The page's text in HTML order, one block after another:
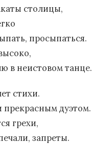
столицы,
просыпаться.
в неистовом танце.
стихи.
дуэтом.
грехи,
запреты.